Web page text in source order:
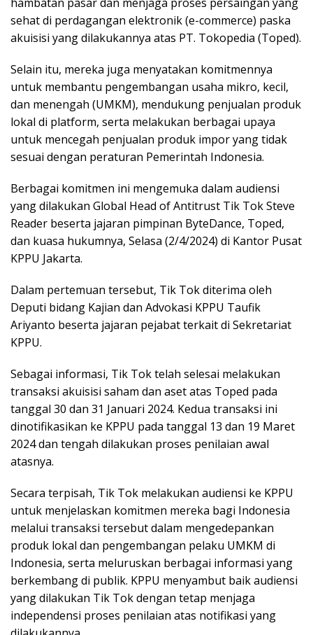
sehat di perdagangan elektronik (e-commerce) paska
akuisisi yang dilakukannya atas PT. Tokopedia (Toped).
Selain itu, mereka juga menyatakan komitmennya
untuk membantu pengembangan usaha mikro, kecil,
dan menengah (UMKM), mendukung penjualan produk
lokal di platform, serta melakukan berbagai upaya
untuk mencegah penjualan produk impor yang tidak
sesuai dengan peraturan Pemerintah Indonesia.
Berbagai komitmen ini mengemuka dalam audiensi
yang dilakukan Global Head of Antitrust Tik Tok Steve
Reader beserta jajaran pimpinan ByteDance, Toped,
dan kuasa hukumnya, Selasa (2/4/2024) di Kantor Pusat
KPPU Jakarta.
Dalam pertemuan tersebut, Tik Tok diterima oleh
Deputi bidang Kajian dan Advokasi KPPU Taufik
Ariyanto beserta jajaran pejabat terkait di Sekretariat
KPPU.
Sebagai informasi, Tik Tok telah selesai melakukan
transaksi akuisisi saham dan aset atas Toped pada
tanggal 30 dan 31 Januari 2024. Kedua transaksi ini
dinotifikasikan ke KPPU pada tanggal 13 dan 19 Maret
2024 dan tengah dilakukan proses penilaian awal
atasnya.
Secara terpisah, Tik Tok melakukan audiensi ke KPPU
untuk menjelaskan komitmen mereka bagi Indonesia
melalui transaksi tersebut dalam mengedepankan
produk lokal dan pengembangan pelaku UMKM di
Indonesia, serta meluruskan berbagai informasi yang
berkembang di publik. KPPU menyambut baik audiensi
yang dilakukan Tik Tok dengan tetap menjaga
independensi proses penilaian atas notifikasi yang